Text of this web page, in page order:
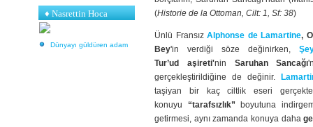
♦ Nasrettin Hoca
Dünyayı güldüren adam
(Historie de la Ottoman, Cilt: 1, Sf: 38)
Ünlü FransızAlphonse de Lamartine,
Bey'in verdiği söze değinirken,
Tur’ud
aşireti'nin Saruhan Sancağı
gerçekleştirildiğine de değinir.
taşiyan bir kaç ciltlik eseri
konuyu “tarafsızlık” boyutuna
getirmesi, aynı zamanda konuya daha